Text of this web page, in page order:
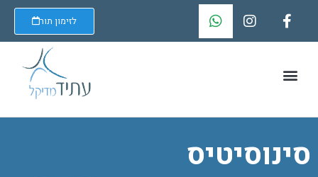
לזימון תור
סינוסיטיס